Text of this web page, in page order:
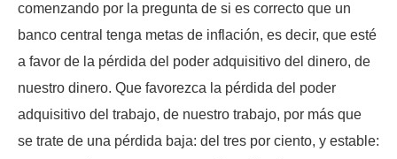
comenzando por la pregunta de si es correcto que un
banco central tenga metas de inflación, es decir, que esté
a favor de la pérdida del poder adquisitivo del dinero, de
nuestro dinero. Que favorezca la pérdida del poder
adquisitivo del trabajo, de nuestro trabajo, por más que
se trate de una pérdida baja: del tres por ciento, y estable: